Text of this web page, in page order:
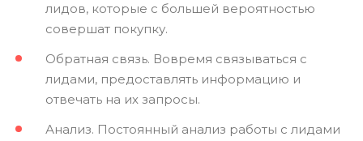
лидов, которые с большей вероятностью
совершат покупку.
Обратная связь. Вовремя связываться с
лидами, предоставлять информацию и
отвечать на их запросы.
Анализ. Постоянный анализ работы с лидами